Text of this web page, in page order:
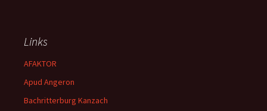
Links
AFAKTOR
Apud Angeron
Bachritterburg Kanzach